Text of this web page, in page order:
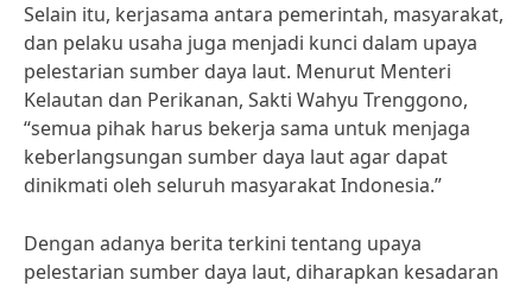
Selain itu, kerjasama antara pemerintah, masyarakat,
dan pelaku usaha juga menjadi kunci dalam upaya
pelestarian sumber daya laut. Menurut Menteri
Kelautan dan Perikanan, Sakti Wahyu Trenggono,
“semua pihak harus bekerja sama untuk menjaga
keberlangsungan sumber daya laut agar dapat
dinikmati oleh seluruh masyarakat Indonesia.”
Dengan adanya berita terkini tentang upaya
pelestarian sumber daya laut, diharapkan kesadaran